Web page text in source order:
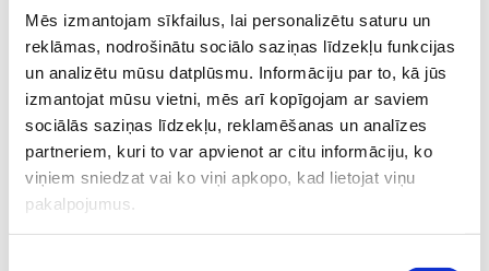
Mēs izmantojam sīkfailus, lai personalizētu saturu un
reklāmas, nodrošinātu sociālo saziņas līdzekļu funkcijas
un analizētu mūsu datplūsmu. Informāciju par to, kā jūs
izmantojat mūsu vietni, mēs arī kopīgojam ar saviem
sociālās saziņas līdzekļu, reklamēšanas un analīzes
partneriem, kuri to var apvienot ar citu informāciju, ko
viņiem sniedzat vai ko viņi apkopo, kad lietojat viņu
pakalpojumus.
“Nekad nav garlaicīgi
kam?”!
Skola
26. May 18:12